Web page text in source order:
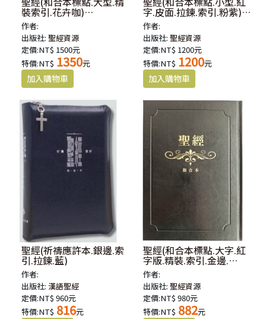
裝索引.花卉咖)
SR93ATTI4.101
作者:
出版社:聖經資源
定價:NT$ 1500元
特價:NT$ 1350元
字.皮面.拉鍊.索引.粉紫)
SR57ATTIZ4.201
作者:
出版社:聖經資源
定價:NT$ 1200元
特價:NT$ 1200元
聖經(祈禱應許本.銀邊.索
引.拉鍊.藍)
作者:
出版社: 漢語聖經
定價:NT$ 960元
特價:NT$ 816元
聖經(和合本標點.大字.紅
字版.精裝.索引.金邊.
黑)SR83ATTI1.101
作者:
出版社:聖經資源
定價:NT$ 980元
特價:NT$ 882元